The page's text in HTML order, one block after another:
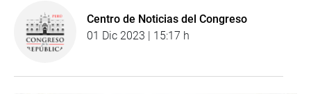
Centro de Noticias del Congreso
01 Dic 2023 | 15:17 h